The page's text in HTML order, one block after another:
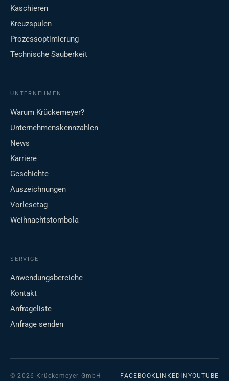
Kaschieren
Kreuzspulen
Prozessoptimierung
Technische Sauberkeit
UNTERNEHMEN
Warum Krückemeyer?
Unternehmenskennzahlen
News
Karriere
Geschichte
Auszeichnungen
Vorlesetag
Weihnachtstombola
SERVICE
Anwendungsbereiche
Kontakt
Anfrageliste
Anfrage senden
© 2026 Krückemeyer GmbH FACEBOOK LINKEDIN YOUTUBE